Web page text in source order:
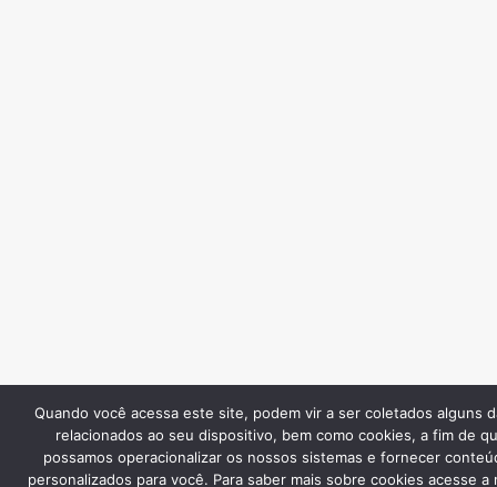
Quando você acessa este site, podem vir a ser coletados alguns
relacionados ao seu dispositivo, bem como cookies, a fim de
possamos operacionalizar os nossos sistemas e fornecer
personalizados para você. Para saber mais sobre cookies acesse a